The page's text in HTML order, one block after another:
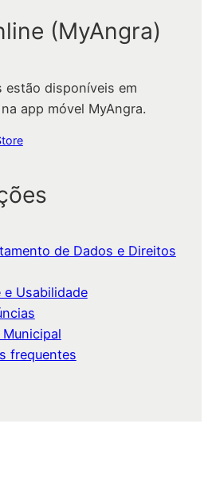
(MyAngra)
estão disponíveis em
app móvel MyAngra.
de Dados e Direitos
Usabilidade
frequentes